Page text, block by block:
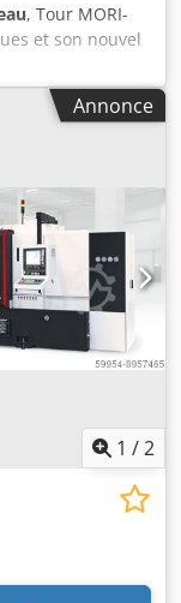
, Tour MORI-
et son nouvel
de moyennes
Appareillages
commande
Annonce
1 /2